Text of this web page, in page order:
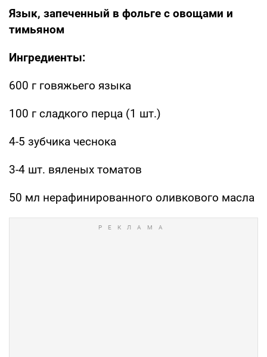
Язык, запеченный в фольге с овощами и
тимьяном
Ингредиенты:
600 г говяжьего языка
100 г сладкого перца (1 шт.)
4-5 зубчика чеснока
3-4 шт. вяленых томатов
50 мл нерафинированного оливкового масла